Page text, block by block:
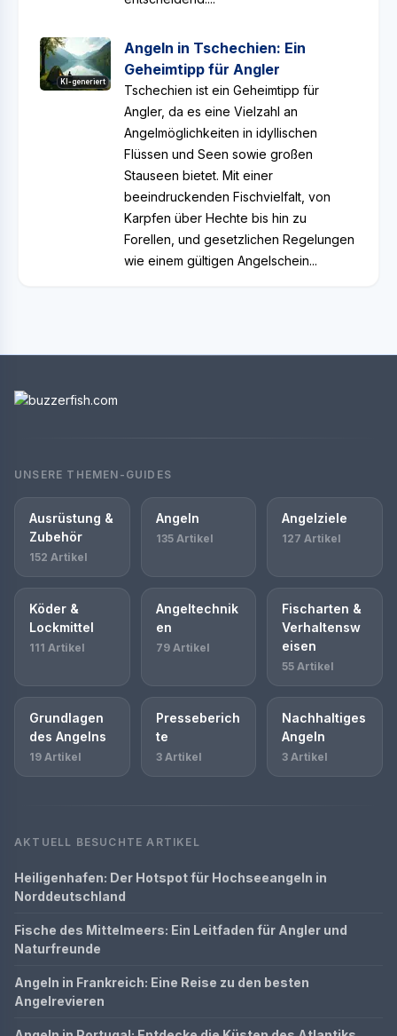
KI-generiert
Angeln in Tschechien: Ein
Geheimtipp für Angler
Tschechien ist ein Geheimtipp für
Angler, da es eine Vielzahl an
Angelmöglichkeiten in idyllischen
Flüssen und Seen sowie großen
Stauseen bietet. Mit einer
beeindruckenden Fischvielfalt, von
Karpfen über Hechte bis hin zu
Forellen, und gesetzlichen Regelungen
wie einem gültigen Angelschein...
UNSERE THEMEN-GUIDES
Ausrüstung &
Zubehör
152 Artikel
Angeln
135 Artikel
Angelziele
127 Artikel
Köder &
Lockmittel
111 Artikel
Angeltechnik
en
79 Artikel
Fischarten &
Verhaltensw
eisen
55 Artikel
Grundlagen
des Angelns
19 Artikel
Presseberich
te
3 Artikel
Nachhaltiges
Angeln
3 Artikel
AKTUELL BESUCHTE ARTIKEL
Heiligenhafen: Der Hotspot für Hochseeangeln in
Norddeutschland
Fische des Mittelmeers: Ein Leitfaden für Angler und
Naturfreunde
Angeln in Frankreich: Eine Reise zu den besten
Angelrevieren